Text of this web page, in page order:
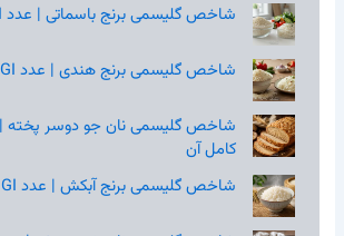
شاخص گلیسمی برنج باسماتی | عدد GI و بررسی کامل آن
شاخص گلیسمی برنج هندی | عدد GI و بررسی کامل آن
کامل آن
شاخص گلیسمی برنج آبکش | عدد GI و بررسی کامل آن